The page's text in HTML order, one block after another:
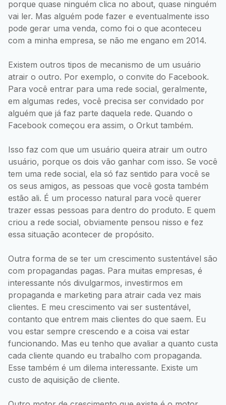
porque quase ninguém clica no about, quase ninguém
vai ler. Mas alguém pode fazer e eventualmente isso
pode gerar uma venda, como foi o que aconteceu
com a minha empresa, se não me engano em 2014.
Existem outros tipos de mecanismo de um usuário
atrair o outro. Por exemplo, o convite do Facebook.
Para você entrar para uma rede social, geralmente,
em algumas redes, você precisa ser convidado por
alguém que já faz parte daquela rede. Quando o
Facebook começou era assim, o Orkut também.
Isso faz com que um usuário queira atrair um outro
usuário, porque os dois vão ganhar com isso. Se você
tem uma rede social, ela só faz sentido para você se
os seus amigos, as pessoas que você gosta também
estão ali. É um processo natural para você querer
trazer essas pessoas para dentro do produto. E quem
criou a rede social, obviamente pensou nisso e fez
essa situação acontecer de propósito.
Outra forma de se ter um crescimento sustentável são
com propagandas pagas. Para muitas empresas, é
interessante nós divulgarmos, investirmos em
propaganda e marketing para atrair cada vez mais
clientes. E meu crescimento vai ser sustentável,
contanto que entrem mais clientes do que saem. Eu
vou estar sempre crescendo e a coisa vai estar
funcionando. Mas eu tenho que avaliar a quanto custa
cada cliente quando eu trabalho com propaganda.
Esse também é um dilema interessante. Existe um
custo de aquisição de cliente.